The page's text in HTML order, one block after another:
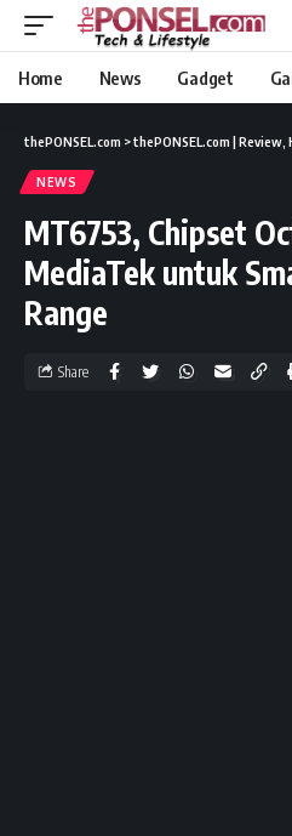
Home News Gadget
thePONSEL.com >thePONSEL.com | Review,
NEWS
MT6753, Chipset
MediaTek untuk
Range
Share